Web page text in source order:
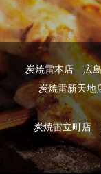
炭焼雷本店 広
炭焼雷新天
炭焼雷立町店